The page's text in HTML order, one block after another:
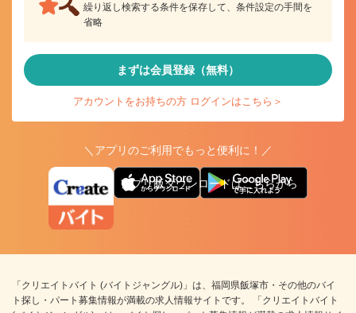
繰り返し検索する条件を保存して、条件設定の手間を
省略
まずは会員登録（無料）
アカウントをお持ちの方 ログインはこちら＞
＼アプリのご利用でもっと便利に！／
アプリ版ダウンロードはこちらから
「クリエイトバイト (バイトジャングル)」は、福岡県飯塚市・その他のバイ
ト探し・パート募集情報が満載の求人情報サイトです。 「クリエイトバイト